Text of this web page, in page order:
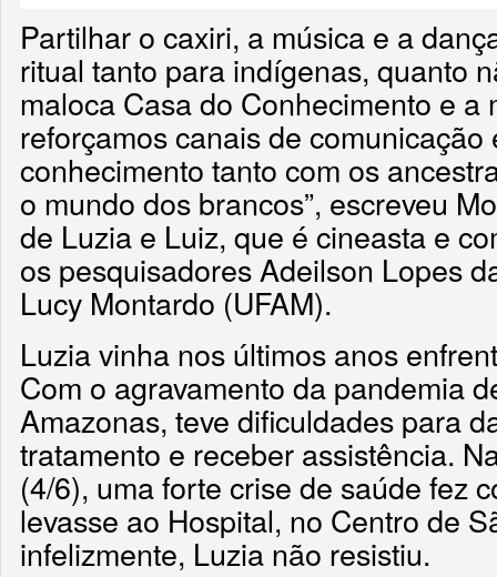
Partilhar o caxiri, a música e a
ritual tanto para indígenas, quanto
maloca Casa do Conhecimento e a
reforçamos canais de comunicação
conhecimento tanto com os
o mundo dos brancos”, escreveu
de Luzia e Luiz, que é cineasta e
os pesquisadores Adeilson Lopes
Lucy Montardo (UFAM).
Luzia vinha nos últimos anos
Com o agravamento da pandemia
Amazonas, teve dificuldades para
tratamento e receber assistência.
(4/6), uma forte crise de saúde fez
levasse ao Hospital, no Centro de
infelizmente, Luzia não resistiu.